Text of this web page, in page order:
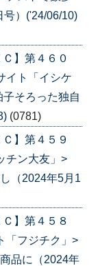
号）('24/06/10)
】第４６０
イト「イシケ
そろった独自
(0781)
】第４５９
チン大友」>
（2024年5月1
】第４５８
「フジチク」>
品に（2024年